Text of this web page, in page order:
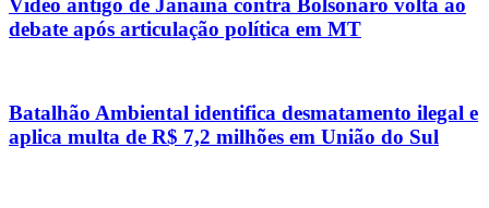
Vídeo antigo de Janaina contra Bolsonaro volta ao
debate após articulação política em MT
Batalhão Ambiental identifica desmatamento ilegal e
aplica multa de R$ 7,2 milhões em União do Sul